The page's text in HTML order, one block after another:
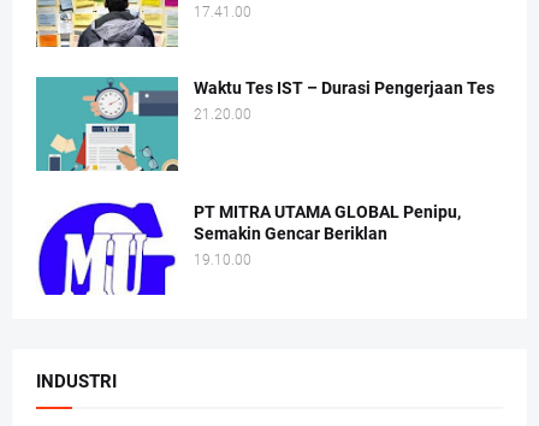
17.41.00
Waktu Tes IST – Durasi Pengerjaan Tes
21.20.00
PT MITRA UTAMA GLOBAL Penipu,
Semakin Gencar Beriklan
19.10.00
INDUSTRI